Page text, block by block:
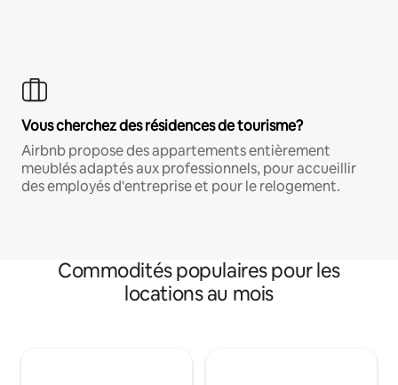
Vous cherchez des résidences de tourisme?
Airbnb propose des appartements entièrement
meublés adaptés aux professionnels, pour accueillir
des employés d'entreprise et pour le relogement.
Commodités populaires pour les
locations au mois